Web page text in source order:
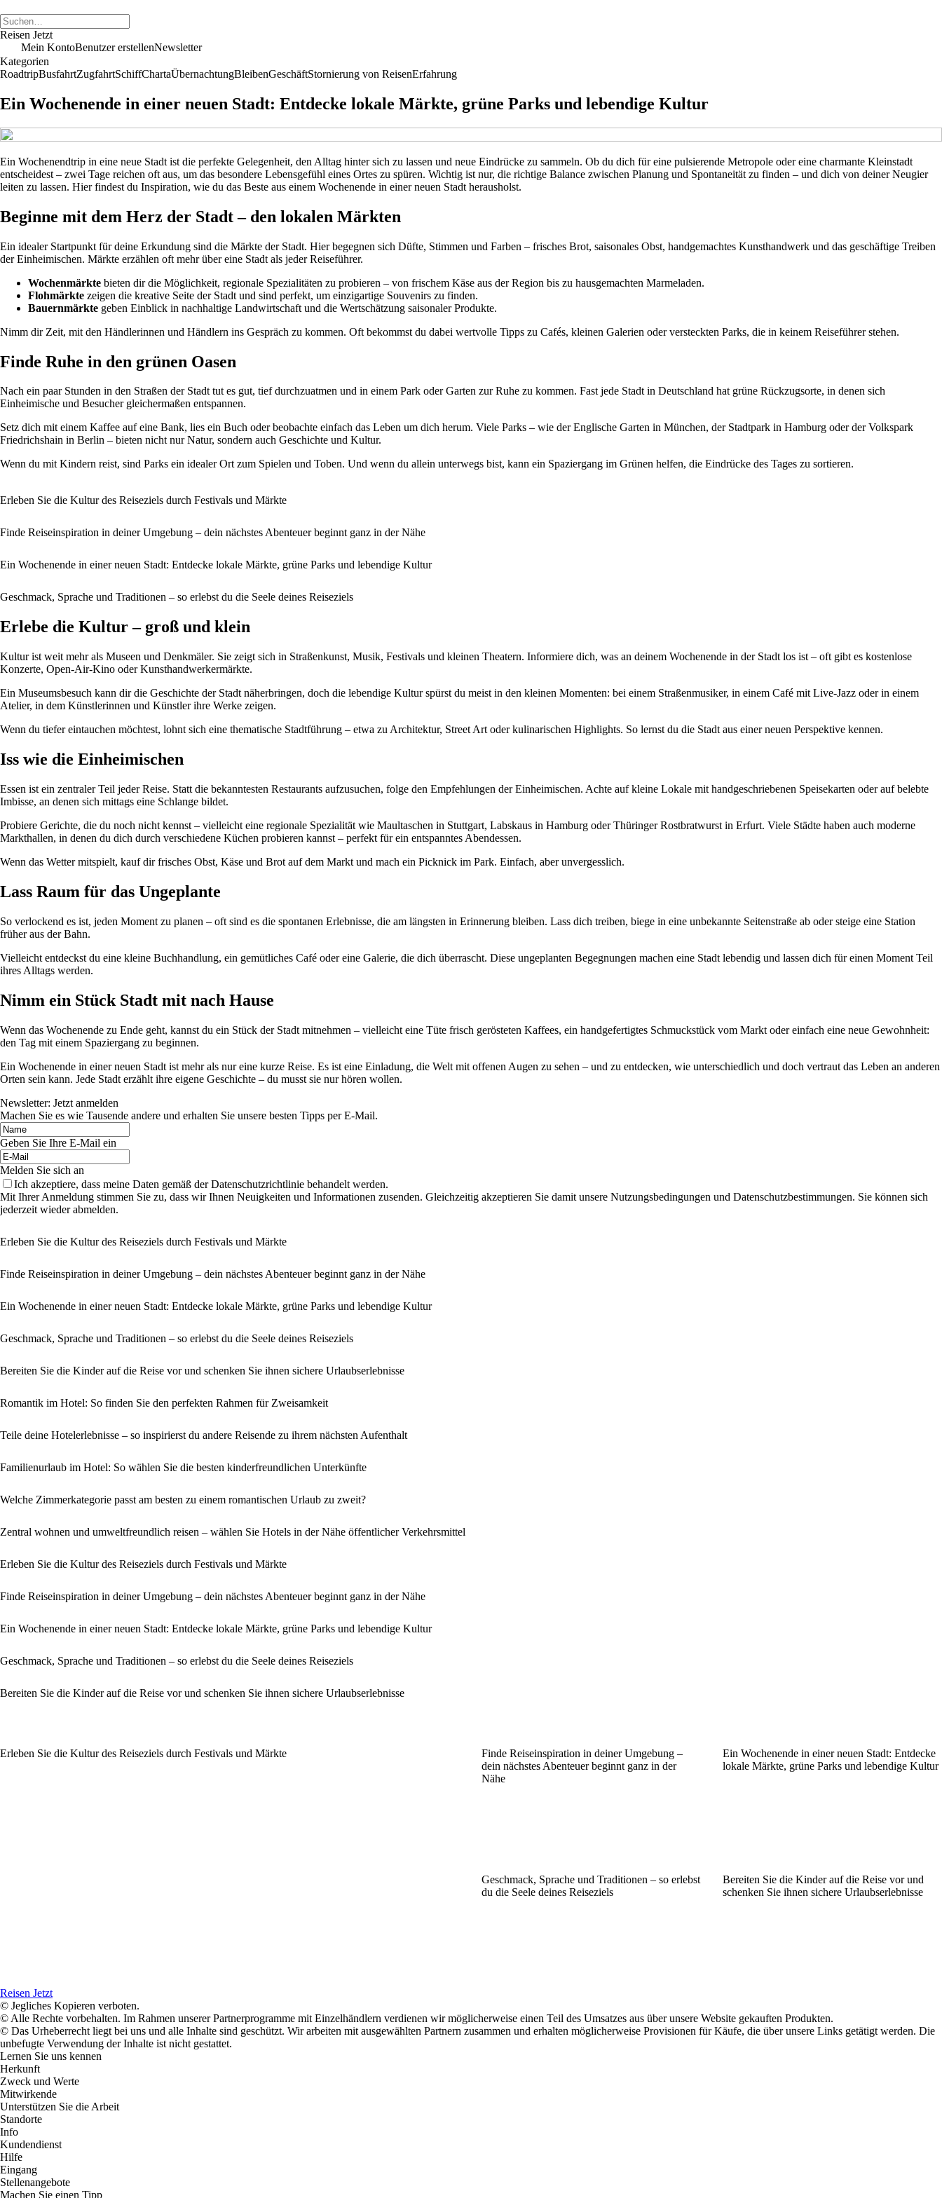
Reisen Jetzt
Mein KontoBenutzer erstellenNewsletter
Kategorien
RoadtripBusfahrtZugfahrtSchiffChartaÜbernachtungBleibenGeschäftStornierung von ReisenErfahrung
Ein Wochenende in einer neuen Stadt: Entdecke lokale Märkte, grüne Parks und lebendige Kultur
Ein Wochenendtrip in eine neue Stadt ist die perfekte Gelegenheit, den Alltag hinter sich zu lassen und neue Eindrücke zu sammeln. Ob du dich für eine pulsierende Metropole oder eine charmante Kleinstadt
entscheidest – zwei Tage reichen oft aus, um das besondere Lebensgefühl eines Ortes zu spüren. Wichtig ist nur, die richtige Balance zwischen Planung und Spontaneität zu finden – und dich von deiner Neugier
leiten zu lassen. Hier findest du Inspiration, wie du das Beste aus einem Wochenende in einer neuen Stadt herausholst.
Beginne mit dem Herz der Stadt – den lokalen Märkten
Ein idealer Startpunkt für deine Erkundung sind die Märkte der Stadt. Hier begegnen sich Düfte, Stimmen und Farben – frisches Brot, saisonales Obst, handgemachtes Kunsthandwerk und das geschäftige Treiben
der Einheimischen. Märkte erzählen oft mehr über eine Stadt als jeder Reiseführer.
Wochenmärkte bieten dir die Möglichkeit, regionale Spezialitäten zu probieren – von frischem Käse aus der Region bis zu hausgemachten Marmeladen.
Flohmärkte zeigen die kreative Seite der Stadt und sind perfekt, um einzigartige Souvenirs zu finden.
Bauernmärkte geben Einblick in nachhaltige Landwirtschaft und die Wertschätzung saisonaler Produkte.
Nimm dir Zeit, mit den Händlerinnen und Händlern ins Gespräch zu kommen. Oft bekommst du dabei wertvolle Tipps zu Cafés, kleinen Galerien oder versteckten Parks, die in keinem Reiseführer stehen.
Finde Ruhe in den grünen Oasen
Nach ein paar Stunden in den Straßen der Stadt tut es gut, tief durchzuatmen und in einem Park oder Garten zur Ruhe zu kommen. Fast jede Stadt in Deutschland hat grüne Rückzugsorte, in denen sich
Einheimische und Besucher gleichermaßen entspannen.
Setz dich mit einem Kaffee auf eine Bank, lies ein Buch oder beobachte einfach das Leben um dich herum. Viele Parks – wie der Englische Garten in München, der Stadtpark in Hamburg oder der Volkspark
Friedrichshain in Berlin – bieten nicht nur Natur, sondern auch Geschichte und Kultur.
Wenn du mit Kindern reist, sind Parks ein idealer Ort zum Spielen und Toben. Und wenn du allein unterwegs bist, kann ein Spaziergang im Grünen helfen, die Eindrücke des Tages zu sortieren.
Erleben Sie die Kultur des Reiseziels durch Festivals und Märkte
Finde Reiseinspiration in deiner Umgebung – dein nächstes Abenteuer beginnt ganz in der Nähe
Ein Wochenende in einer neuen Stadt: Entdecke lokale Märkte, grüne Parks und lebendige Kultur
Geschmack, Sprache und Traditionen – so erlebst du die Seele deines Reiseziels
Erlebe die Kultur – groß und klein
Kultur ist weit mehr als Museen und Denkmäler. Sie zeigt sich in Straßenkunst, Musik, Festivals und kleinen Theatern. Informiere dich, was an deinem Wochenende in der Stadt los ist – oft gibt es kostenlose
Konzerte, Open-Air-Kino oder Kunsthandwerkermärkte.
Ein Museumsbesuch kann dir die Geschichte der Stadt näherbringen, doch die lebendige Kultur spürst du meist in den kleinen Momenten: bei einem Straßenmusiker, in einem Café mit Live-Jazz oder in einem
Atelier, in dem Künstlerinnen und Künstler ihre Werke zeigen.
Wenn du tiefer eintauchen möchtest, lohnt sich eine thematische Stadtführung – etwa zu Architektur, Street Art oder kulinarischen Highlights. So lernst du die Stadt aus einer neuen Perspektive kennen.
Iss wie die Einheimischen
Essen ist ein zentraler Teil jeder Reise. Statt die bekanntesten Restaurants aufzusuchen, folge den Empfehlungen der Einheimischen. Achte auf kleine Lokale mit handgeschriebenen Speisekarten oder auf belebte
Imbisse, an denen sich mittags eine Schlange bildet.
Probiere Gerichte, die du noch nicht kennst – vielleicht eine regionale Spezialität wie Maultaschen in Stuttgart, Labskaus in Hamburg oder Thüringer Rostbratwurst in Erfurt. Viele Städte haben auch moderne
Markthallen, in denen du dich durch verschiedene Küchen probieren kannst – perfekt für ein entspanntes Abendessen.
Wenn das Wetter mitspielt, kauf dir frisches Obst, Käse und Brot auf dem Markt und mach ein Picknick im Park. Einfach, aber unvergesslich.
Lass Raum für das Ungeplante
So verlockend es ist, jeden Moment zu planen – oft sind es die spontanen Erlebnisse, die am längsten in Erinnerung bleiben. Lass dich treiben, biege in eine unbekannte Seitenstraße ab oder steige eine Station
früher aus der Bahn.
Vielleicht entdeckst du eine kleine Buchhandlung, ein gemütliches Café oder eine Galerie, die dich überrascht. Diese ungeplanten Begegnungen machen eine Stadt lebendig und lassen dich für einen Moment Teil
ihres Alltags werden.
Nimm ein Stück Stadt mit nach Hause
Wenn das Wochenende zu Ende geht, kannst du ein Stück der Stadt mitnehmen – vielleicht eine Tüte frisch gerösteten Kaffees, ein handgefertigtes Schmuckstück vom Markt oder einfach eine neue Gewohnheit:
den Tag mit einem Spaziergang zu beginnen.
Ein Wochenende in einer neuen Stadt ist mehr als nur eine kurze Reise. Es ist eine Einladung, die Welt mit offenen Augen zu sehen – und zu entdecken, wie unterschiedlich und doch vertraut das Leben an anderen
Orten sein kann. Jede Stadt erzählt ihre eigene Geschichte – du musst sie nur hören wollen.
Newsletter: Jetzt anmelden
Machen Sie es wie Tausende andere und erhalten Sie unsere besten Tipps per E-Mail.
Geben Sie Ihre E-Mail ein
Melden Sie sich an
Ich akzeptiere, dass meine Daten gemäß der Datenschutzrichtlinie behandelt werden.
Mit Ihrer Anmeldung stimmen Sie zu, dass wir Ihnen Neuigkeiten und Informationen zusenden. Gleichzeitig akzeptieren Sie damit unsere Nutzungsbedingungen und Datenschutzbestimmungen. Sie können sich
jederzeit wieder abmelden.
Erleben Sie die Kultur des Reiseziels durch Festivals und Märkte
Finde Reiseinspiration in deiner Umgebung – dein nächstes Abenteuer beginnt ganz in der Nähe
Ein Wochenende in einer neuen Stadt: Entdecke lokale Märkte, grüne Parks und lebendige Kultur
Geschmack, Sprache und Traditionen – so erlebst du die Seele deines Reiseziels
Bereiten Sie die Kinder auf die Reise vor und schenken Sie ihnen sichere Urlaubserlebnisse
Romantik im Hotel: So finden Sie den perfekten Rahmen für Zweisamkeit
Teile deine Hotelerlebnisse – so inspirierst du andere Reisende zu ihrem nächsten Aufenthalt
Familienurlaub im Hotel: So wählen Sie die besten kinderfreundlichen Unterkünfte
Welche Zimmerkategorie passt am besten zu einem romantischen Urlaub zu zweit?
Zentral wohnen und umweltfreundlich reisen – wählen Sie Hotels in der Nähe öffentlicher Verkehrsmittel
Erleben Sie die Kultur des Reiseziels durch Festivals und Märkte
Finde Reiseinspiration in deiner Umgebung – dein nächstes Abenteuer beginnt ganz in der Nähe
Ein Wochenende in einer neuen Stadt: Entdecke lokale Märkte, grüne Parks und lebendige Kultur
Geschmack, Sprache und Traditionen – so erlebst du die Seele deines Reiseziels
Bereiten Sie die Kinder auf die Reise vor und schenken Sie ihnen sichere Urlaubserlebnisse
Erleben Sie die Kultur des Reiseziels durch Festivals und Märkte
Finde Reiseinspiration in deiner Umgebung –
dein nächstes Abenteuer beginnt ganz in der
Nähe
Ein Wochenende in einer neuen Stadt: Entdecke
lokale Märkte, grüne Parks und lebendige Kultur
Geschmack, Sprache und Traditionen – so erlebst
du die Seele deines Reiseziels
Bereiten Sie die Kinder auf die Reise vor und
schenken Sie ihnen sichere Urlaubserlebnisse
Reisen Jetzt
© Jegliches Kopieren verboten.
© Alle Rechte vorbehalten. Im Rahmen unserer Partnerprogramme mit Einzelhändlern verdienen wir möglicherweise einen Teil des Umsatzes aus über unsere Website gekauften Produkten.
© Das Urheberrecht liegt bei uns und alle Inhalte sind geschützt. Wir arbeiten mit ausgewählten Partnern zusammen und erhalten möglicherweise Provisionen für Käufe, die über unsere Links getätigt werden. Die
unbefugte Verwendung der Inhalte ist nicht gestattet.
Lernen Sie uns kennen
Herkunft
Zweck und Werte
Mitwirkende
Unterstützen Sie die Arbeit
Standorte
Info
Kundendienst
Hilfe
Eingang
Stellenangebote
Machen Sie einen Tipp